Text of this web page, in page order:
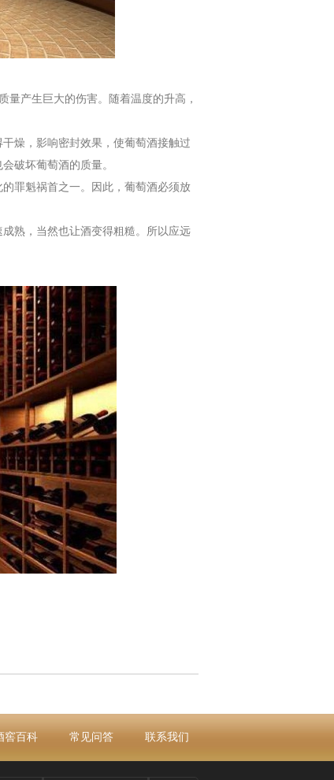
产生巨大的伤害。随着温度的升高，
燥，影响密封效果，使葡萄酒接触过
破坏葡萄酒的质量。
罪魁祸首之一。因此，葡萄酒必须放
熟，当然也让酒变得粗糙。所以应远
窖百科 常见问答 联系我们